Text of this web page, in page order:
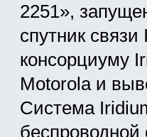
2251»,
спутник
консорциуму
Motorola и
Система